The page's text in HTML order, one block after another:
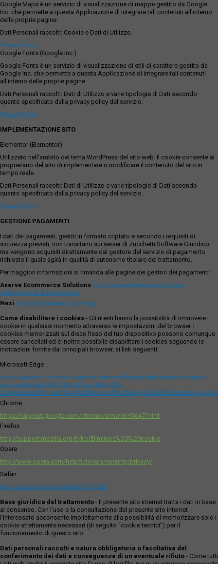
Google Maps è un servizio di visualizzazione di mappe gestito da Google
Inc. che permette a questa Applicazione di integrare tali contenuti all'interno
delle proprie pagine.
Dati Personali raccolti: Cookie e Dati di Utilizzo.
Privacy Policy
Google Fonts (Google Inc.)
Google Fonts è un servizio di visualizzazione di stili di carattere gestito da
Google Inc. che permette a questa Applicazione di integrare tali contenuti
all'interno delle proprie pagine.
Dati Personali raccolti: Dati di Utilizzo e varie tipologie di Dati secondo
quanto specificato dalla privacy policy del servizio.
Privacy Policy
IMPLEMENTAZIONE SITO
Elementor (Elementor)
Utilizzato nell'ambito del tema WordPress del sito web. Il cookie consente al
proprietario del sito di implementare o modificare il contenuto del sito in
tempo reale.
Dati Personali raccolti: Dati di Utilizzo e varie tipologie di Dati secondo
quanto specificato dalla privacy policy del servizio.
Privacy Policy
GESTIONE PAGAMENTI
I dati dei pagamenti, gestiti in formato criptato e secondo i requisiti di
sicurezza previsti, non transitano sui server di Zucchetti Software Giuridico
ma vengono acquisiti direttamente dal gestore del servizio di pagamento
richiesto il quale agirà in qualità di autonomo titolare del trattamento.
Per maggiori informazioni si rimanda alle pagine dei gestori dei pagamenti:
Axerve Ecommerce Solutions: https://www.axerve.com/privacy-
policy/servizi-di-pagamento
Nexi: https://www.nexi.it/it/privacy
Come disabilitare i cookies - Gli utenti hanno la possibilità di rimuovere i
cookie in qualsiasi momento attraverso le impostazioni del browser. I
cookies memorizzati sul disco fisso del tuo dispositivo possono comunque
essere cancellati ed è inoltre possibile disabilitare i cookies seguendo le
indicazioni fornite dai principali browser, ai link seguenti:
Microsoft Edge
https://support.microsoft.com/it-it/microsoft-edge/eliminare-i-cookie-in-
microsoft-edge-63947406-40ac-c3b8-57b9-
Chrome
https://support.google.com/chrome/answer/95647?hl=it
Firefox
http://support.mozilla.org/it/kb/Eliminare%20i%20cookie
Opera
http://www.opera.com/help/tutorials/security/privacy/
Safari
http://support.apple.com/kb/ph11920
Base giuridica del trattamento - Il presente sito internet tratta i dati in base
al consenso. Con l'uso o la consultazione del presente sito internet
l’interessato acconsente implicitamente alla possibilità di memorizzare solo i
cookie strettamente necessari (di seguito “cookie tecnici”) per il
funzionamento di questo sito.
Dati personali raccolti e natura obbligatoria o facoltativa del
conferimento dei dati e conseguenze di un eventuale rifiuto - Come tutti